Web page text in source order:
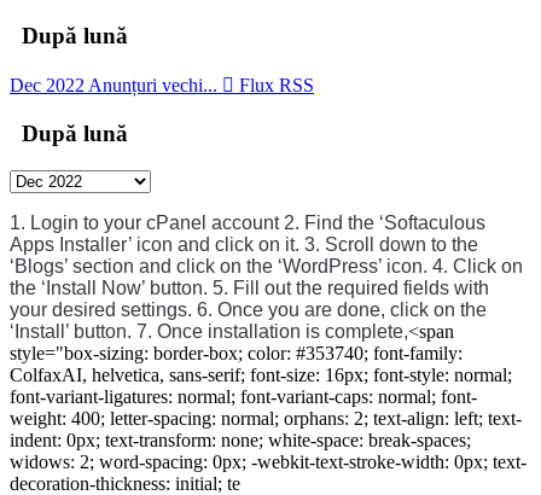
După lună
Dec 2022 Anunțuri vechi... Flux RSS
După lună
1. Login to your cPanel account 2. Find the ‘Softaculous
Apps Install er’ icon and click on it. 3. Scroll down to the
‘Bl ogs’ section and click on the ‘Word Press’ icon. 4. Click on
the ‘ Install Now’ button. 5. Fill out the required fields with
your desired settings. 6. Once you are done, click on the
‘ Install ’ button. 7. Once installation is complete,<span
style="box-sizing: border-box; color: #353740; font-family:
ColfaxAI, helvetica, sans-serif; font-size: 16px; font-style: normal;
font-variant-ligatures: normal; font-variant-caps: normal; font-
weight: 400; letter-spacing: normal; orphans: 2; text-align: left; text-
indent: 0px; text-transform: none; white-space: break-spaces;
widows: 2; word-spacing: 0px; -webkit-text-stroke-width: 0px; text-
decoration-thickness: initial; te